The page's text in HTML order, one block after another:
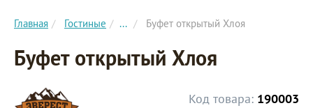
Главная Гостиные ... Буфет открытый Хлоя
Буфет открытый Хлоя
Код товара: 190003